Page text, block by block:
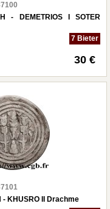
- DEMETRIOS I SOTER
7 Bieter
30 €
- KHUSRO II Drachme